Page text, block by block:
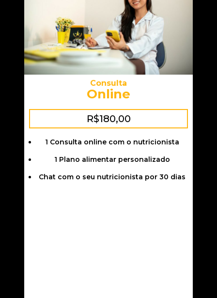
Consulta
Online
R$180,00
1 Consulta online com o nutricionista
1 Plano alimentar personalizado
Chat com o seu nutricionista por 30 dias